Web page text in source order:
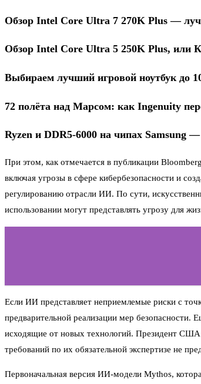
Обзор Intel Core Ultra 7 270K Plus —
Обзор Intel Core Ultra 5 250K Plus, или
Выбираем лучший игровой ноутбук до
72 полёта над Марсом: как Ingenuity
Ryzen и DDR5-6000 на чипах Samsung
При этом, как отмечается в публикации
включая угрозы в сфере кибербезопасности и
регулированию отрасли ИИ. По сути,
использовании могут представлять угрозу для
Если ИИ представляет неприемлемые риски с
предварительной реализации мер
исходящие от новых технологий. Президент
требований по их обязательной экспертизе не
Первоначальная версия ИИ-модели Mythos,